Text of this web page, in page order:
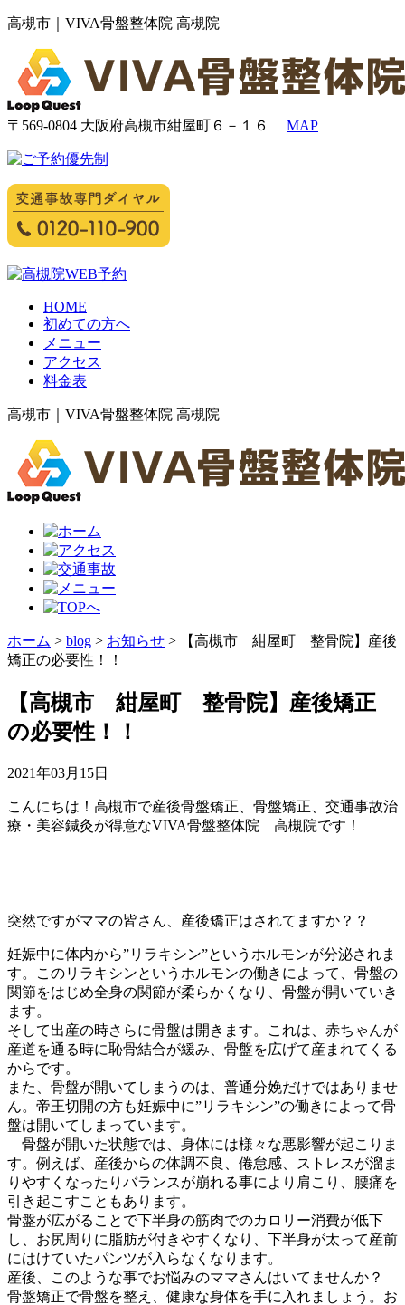
高槻市｜VIVA骨盤整体院 高槻院
〒569-0804 大阪府高槻市紺屋町６－１６ MAP
HOME
初めての方へ
メニュー
アクセス
料金表
高槻市｜VIVA骨盤整体院 高槻院
ホーム > blog > お知らせ >
【高槻市 紺屋町 整骨院】産後
矯正の必要性！！
【高槻市 紺屋町 整骨院】産後矯正
の必要性！！
2021年03月15日
こんにちは！高槻市で産後骨盤矯正、骨盤矯正、交通事故治
療・美容鍼灸が得意なVIVA骨盤整体院 高槻院です！
突然ですがママの皆さん、産後矯正はされてますか？？
妊娠中に体内から”リラキシン”というホルモンが分泌されま
す。このリラキシンというホルモンの働きによって、骨盤の
関節をはじめ全身の関節が柔らかくなり、骨盤が開いていき
ます。
そして出産の時さらに骨盤は開きます。これは、赤ちゃんが
産道を通る時に恥骨結合が緩み、骨盤を広げて産まれてくる
からです。
また、骨盤が開いてしまうのは、普通分娩だけではありませ
ん。帝王切開の方も妊娠中に”リラキシン”の働きによって骨
盤は開いてしまっています。
骨盤が開いた状態では、身体には様々な悪影響が起こりま
す。例えば、産後からの体調不良、倦怠感、ストレスが溜ま
りやすくなったりバランスが崩れる事により肩こり、腰痛を
引き起こすこともあります。
骨盤が広がることで下半身の筋肉でのカロリー消費が低下
し、お尻周りに脂肪が付きやすくなり、下半身が太って産前
にはけていたパンツが入らなくなります。
産後、このような事でお悩みのママさんはいてませんか？
骨盤矯正で骨盤を整え、健康な身体を手に入れましょう。お